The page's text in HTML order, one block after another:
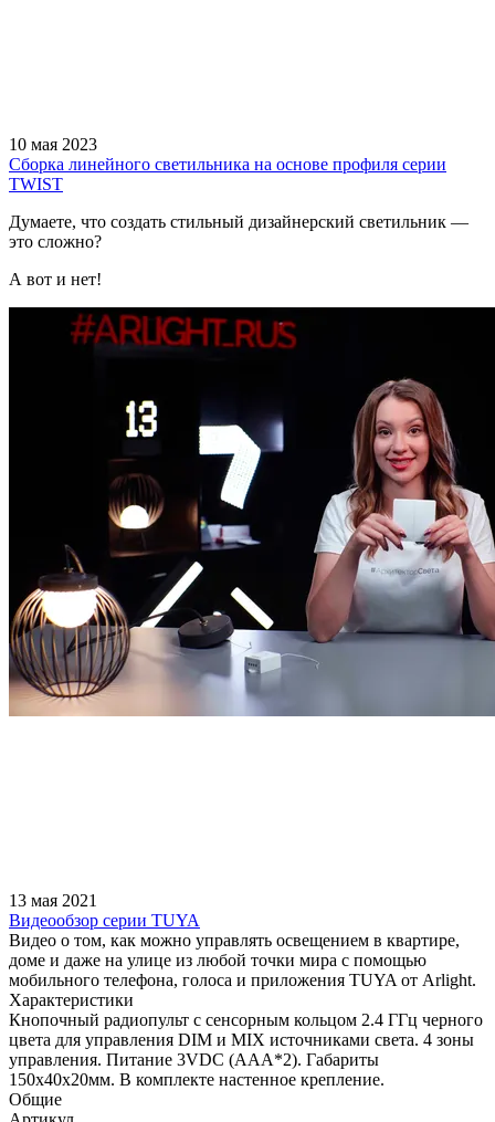
10 мая 2023
Сборка линейного светильника на основе профиля серии
TWIST
Думаете, что создать стильный дизайнерский светильник —
это сложно?
А вот и нет!
13 мая 2021
Видеообзор серии TUYA
Видео о том, как можно управлять освещением в квартире,
доме и даже на улице из любой точки мира с помощью
мобильного телефона, голоса и приложения TUYA от Arlight.
Характеристики
Кнопочный радиопульт с сенсорным кольцом 2.4 ГГц черного
цвета для управления DIM и MIX источниками света. 4 зоны
управления. Питание 3VDC (AAA*2). Габариты
150х40х20мм. В комплекте настенное крепление.
Общие